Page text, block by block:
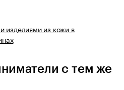
изделиями из кожи в
с тем же